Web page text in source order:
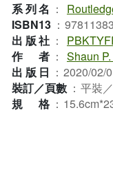
系列名 ：
ISBN13 ：
出版社 ：
作者 ： Shaun
出版日 ： 2020/02/
裝訂／頁數 ： 平裝
規格 ：